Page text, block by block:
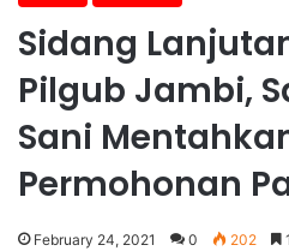
Sidang
Pilgub Jambi,
Sani
Permohonan
February 24, 2021 0 202